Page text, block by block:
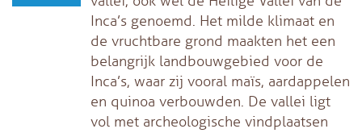
Inca’s genoemd. Het milde klimaat en
de vruchtbare grond maakten het een
belangrijk landbouwgebied voor de
Inca’s, waar zij vooral maïs, aardappelen
en quinoa verbouwden. De vallei ligt
vol met archeologische vindplaatsen